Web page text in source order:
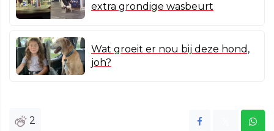
extra grondige wasbeurt
Wat groeit er nou bij deze hond,
joh?
2